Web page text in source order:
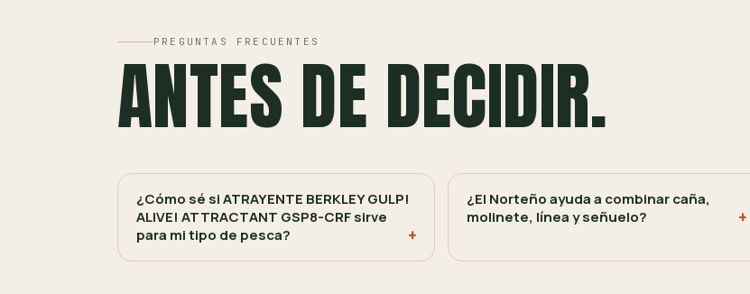
PREGUNTAS FRECUENTES
ANTES DE DECIDIR.
¿Cómo sé si ATRAYENTE BERKLEY GULP!
ALIVE! ATTRACTANT GSP8-CRF sirve
para mi tipo de pesca?
¿El Norteño ayuda a combinar caña,
molinete, línea y señuelo?